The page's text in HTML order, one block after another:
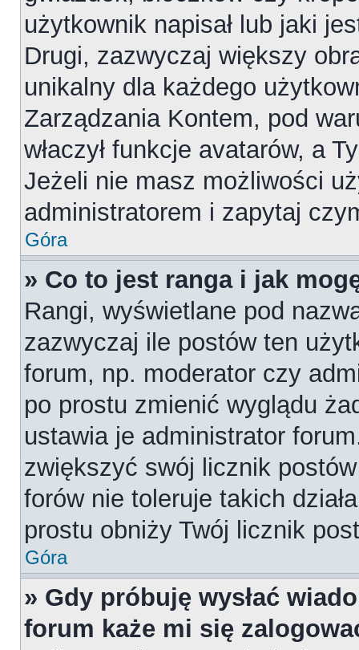
użytkownik napisał lub jaki
Drugi, zazwyczaj większy
unikalny dla każdego
Zarządzania Kontem, pod
właczył funkcje avatarów, a
Jeżeli nie masz możliwości
administratorem i zapytaj
Góra
» Co to jest ranga i jak
Rangi, wyświetlane pod
zazwyczaj ile postów ten
forum, np. moderator czy
po prostu zmienić wyglądu
ustawia je administrator
zwiększyć swój licznik
forów nie toleruje takich
prostu obniży Twój licznik
Góra
» Gdy próbuję wysłać
forum każe mi się